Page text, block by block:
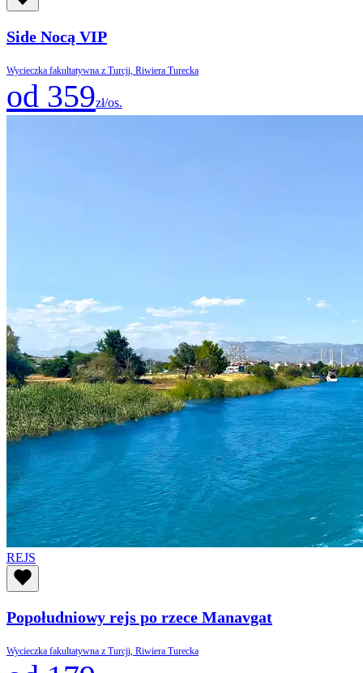
Side Nocą VIP
Wycieczka fakultatywna z Turcji, Riwiera Turecka
od 359zł/os.
REJS
Popołudniowy rejs po rzece Manavgat
Wycieczka fakultatywna z Turcji, Riwiera Turecka